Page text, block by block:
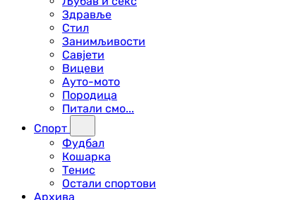
Здравље
Стил
Занимљивости
Савјети
Вицеви
Ауто-мото
Породица
Питали смо...
Спорт
Фудбал
Кошарка
Тенис
Остали спортови
Архива